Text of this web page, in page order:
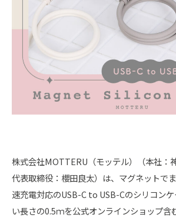
株式会社MOTTERU（モッテル）（本社：
代表取締役：櫻田良太）は、マグネットで
速充電対応のUSB-C to USB-Cのシリコン
い長さの0.5ｍを公式オンラインショップ含